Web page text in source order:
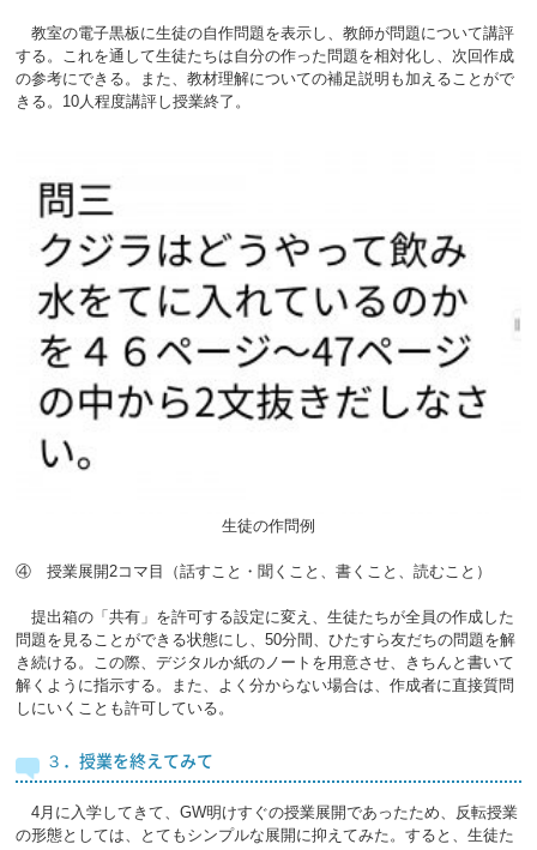
教室の電子黒板に生徒の自作問題を表示し、教師が問題について講評
する。これを通して生徒たちは自分の作った問題を相対化し、次回作成
の参考にできる。また、教材理解についての補足説明も加えることがで
きる。10人程度講評し授業終了。
生徒の作問例
④ 授業展開2コマ目（話すこと・聞くこと、書くこと、読むこと）
提出箱の「共有」を許可する設定に変え、生徒たちが全員の作成した
問題を見ることができる状態にし、50分間、ひたすら友だちの問題を解
き続ける。この際、デジタルか紙のノートを用意させ、きちんと書いて
解くように指示する。また、よく分からない場合は、作成者に直接質問
しにいくことも許可している。
３．授業を終えてみて
4月に入学してきて、GW明けすぐの授業展開であったため、反転授業
の形態としては、とてもシンプルな展開に抑えてみた。すると、生徒た